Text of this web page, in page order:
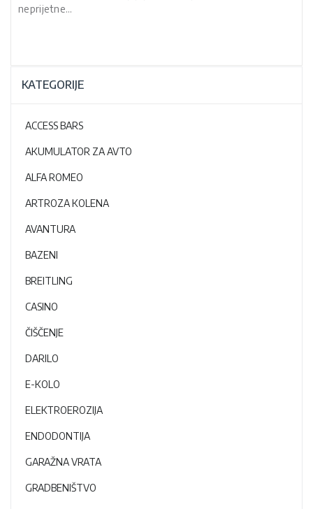
neprijetne…
KATEGORIJE
ACCESS BARS
AKUMULATOR ZA AVTO
ALFA ROMEO
ARTROZA KOLENA
AVANTURA
BAZENI
BREITLING
CASINO
ČIŠČENJE
DARILO
E-KOLO
ELEKTROEROZIJA
ENDODONTIJA
GARAŽNA VRATA
GRADBENIŠTVO